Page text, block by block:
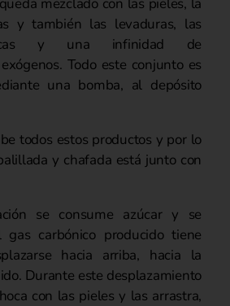
y también las levaduras, las
y una infinidad de
Todo este conjunto es
una bomba, al depósito
todos estos productos y por lo
y chafada está junto con
se consume azúcar y se
gas carbónico producido tiene
hacia arriba, hacia la
Durante este desplazamiento
con las pieles y las arrastra,